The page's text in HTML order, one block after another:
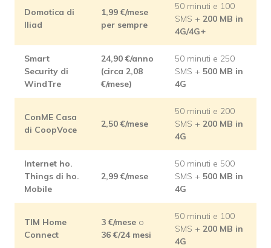
Domotica di
Iliad
1,99€/mese
per sempre
50 minuti e 100
SMS + 200 MB in
4G/4G+
Smart
Security di
WindTre
24,90€/anno
(circa 2,08
€/mese)
50 minuti e 250
SMS + 500 MB in
4G
ConME Casa
di CoopVoce
2,50€/mese
50 minuti e 200
SMS + 200 MB in
4G
Internet ho.
Things di ho.
Mobile
2,99 €/mese
50 minuti e 500
SMS + 500 MB in
4G
TIM Home
Connect
3€/mese o
36 €/24 mesi
50 minuti e 100
SMS + 200 MB in
4G